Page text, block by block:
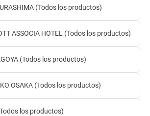
(Todos los productos)
ASSOCIA HOTEL (Todos los productos)
(Todos los productos)
OSAKA (Todos los productos)
los productos)